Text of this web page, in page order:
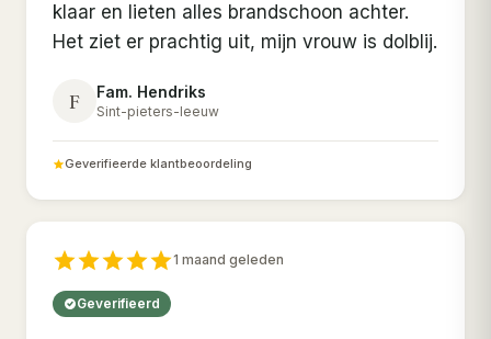
klaar en lieten alles brandschoon achter.
Het ziet er prachtig uit, mijn vrouw is dolblij.
F Fam. Hendriks
Sint-pieters-leeuw
Geverifieerde klantbeoordeling
1 maand geleden
Geverifieerd